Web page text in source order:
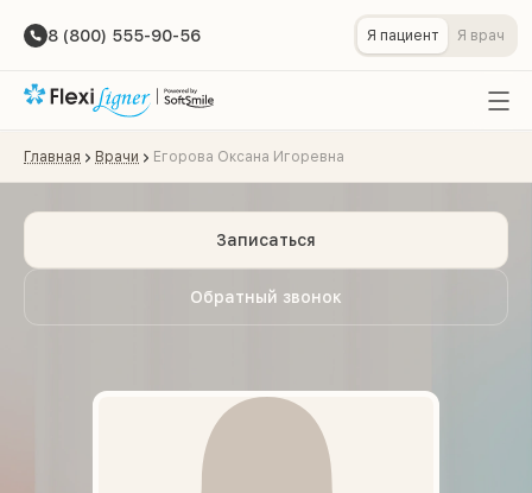
8 (800) 555-90-56 Я пациент Я врач
Главная Врачи Егорова Оксана Игоревна
Обратный звонок
Записаться